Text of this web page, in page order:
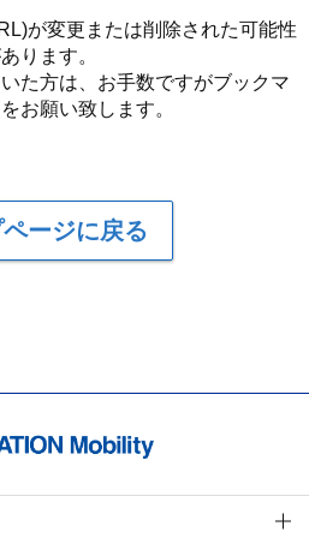
が変更または削除された可能性
ります。
た方は、お手数ですがブックマ
お願い致します。
ページに戻る